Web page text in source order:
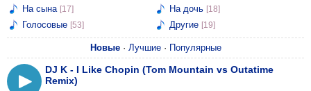
На сына [17] На дочь [18]
Голосовые [53] Другие [19]
Новые · Лучшие · Популярные
DJ K - I Like Chopin (Tom Mountain vs Outatime
Remix)